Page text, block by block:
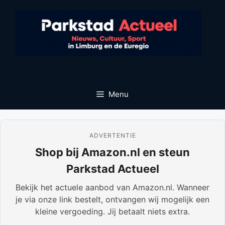
Menu
ADVERTENTIE
Shop bij Amazon.nl en steun
Parkstad Actueel
Bekijk het actuele aanbod van Amazon.nl. Wanneer
je via onze link bestelt, ontvangen wij mogelijk een
kleine vergoeding. Jij betaalt niets extra.